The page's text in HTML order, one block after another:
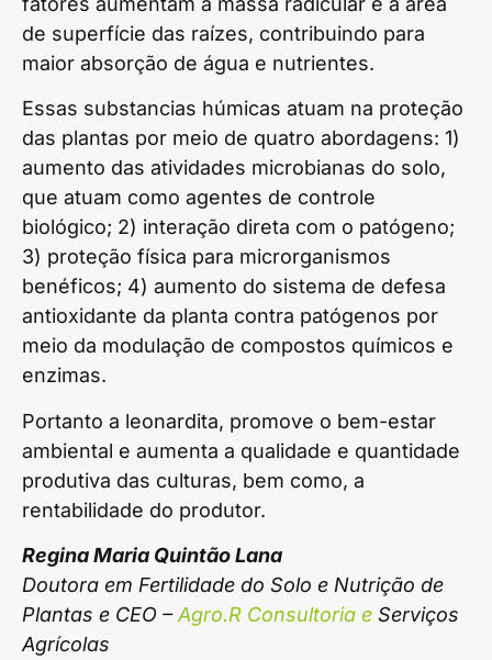
de superfície das raízes, contribuindo para
maior absorção de água e nutrientes.
Essas substancias húmicas atuam na proteção
das plantas por meio de quatro abordagens: 1)
aumento das atividades microbianas do solo,
que atuam como agentes de controle
biológico; 2) interação direta com o patógeno;
3) proteção física para microrganismos
benéficos; 4) aumento do sistema de defesa
antioxidante da planta contra patógenos por
meio da modulação de compostos químicos e
enzimas.
Portanto a leonardita, promove o bem-estar
ambiental e aumenta a qualidade e quantidade
produtiva das culturas, bem como, a
rentabilidade do produtor.
Regina Maria Quintão Lana
Doutora em Fertilidade do Solo e Nutrição de
Plantas e CEO –Agro.R Consultoria e Serviços
Agrícolas